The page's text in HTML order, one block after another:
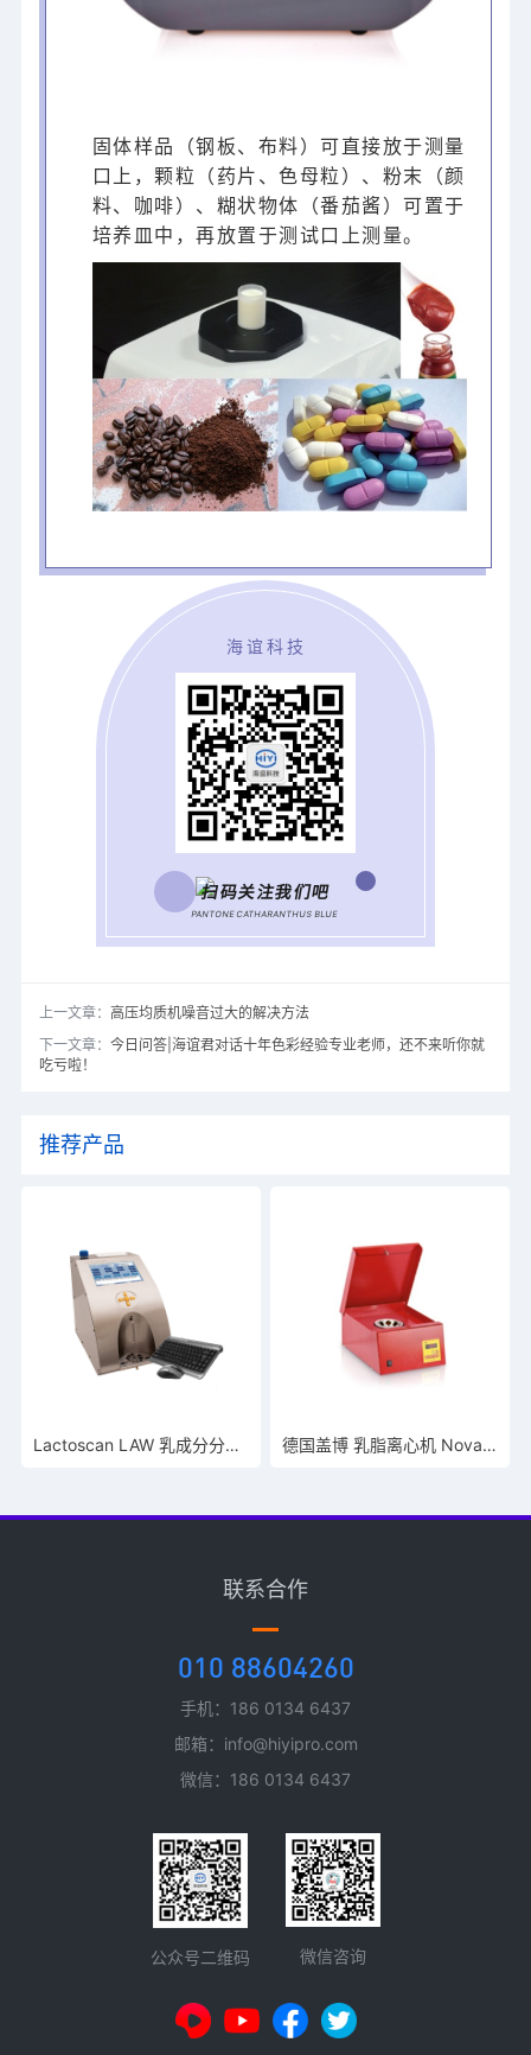
固体样品（钢板、布料）可直接放于测量
口上，颗粒（药片、色母粒）、粉末（颜
料、咖啡）、糊状物体（番茄酱）可置于
培养皿中，再放置于测试口上测量。
海谊科技
扫码关注我们吧
PANTONE CATHARANTHUS BLUE
上一文章： 高压均质机噪音过大的解决方法
下一文章： 今日问答|海谊君对话十年色彩经验专业老师，还不来听你就
吃亏啦！
推荐产品
Lactoscan LAW 乳成分分析仪 德国盖博 乳脂离心机 Nova Safety
联系合作
010 88604260
手机：186 0134 6437
邮箱：info@hiyipro.com
微信：186 0134 6437
公众号二维码 微信咨询